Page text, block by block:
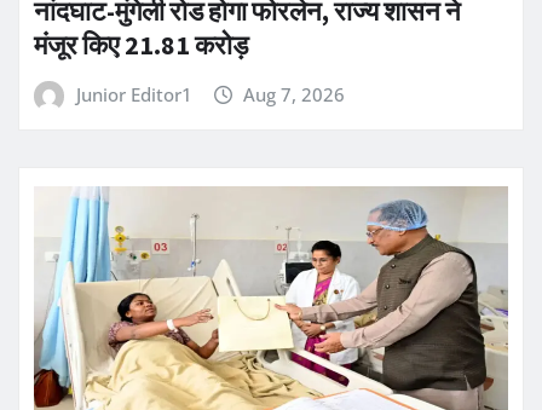
नांदघाट-मुंगेली रोड होगा फोरलेन, राज्य शासन ने
मंजूर किए 21.81 करोड़
Junior Editor1 Aug 7, 2026